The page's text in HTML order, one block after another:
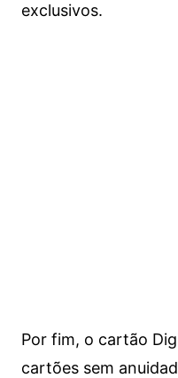
exclusivos.
Por fim, o cartão
cartões sem